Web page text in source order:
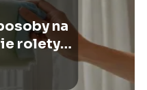
na
rolety